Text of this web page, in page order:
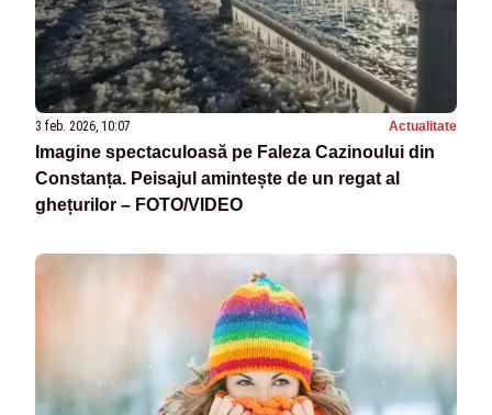
3 feb. 2026, 10:07 Actualitate
Imagine spectaculoasă pe Faleza Cazinoului din
Constanța. Peisajul amintește de un regat al
ghețurilor – FOTO/VIDEO